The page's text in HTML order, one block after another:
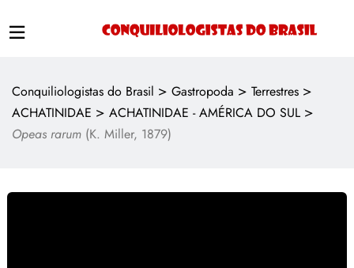
Conquiliologistas do Brasil > Gastropoda > Terrestres >
ACHATINIDAE > ACHATINIDAE - AMÉRICA DO SUL >
Opeas rarum (K. Miller, 1879)